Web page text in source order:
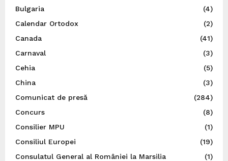
Bulgaria
(4)
Calendar Ortodox
(2)
Canada
(41)
Carnaval
(3)
Cehia
(5)
China
(3)
Comunicat de presă
(284)
Concurs
(8)
Consilier MPU
(1)
Consiliul Europei
(19)
Consulatul General al României la Marsilia
(1)